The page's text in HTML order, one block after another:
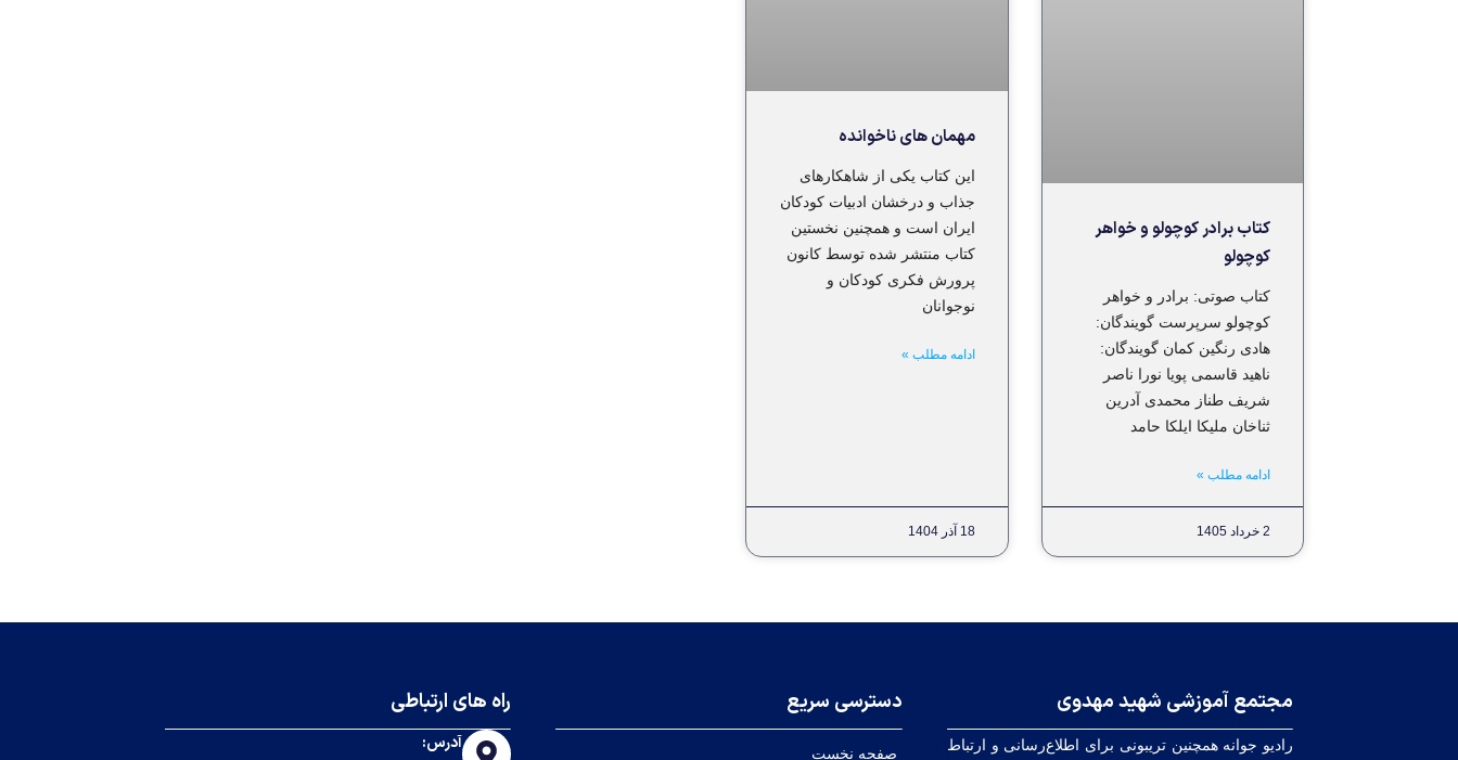
کتاب برادر کوچولو و خواهر
کوچولو
کتاب صوتی: برادر و خواهر
کوچولو سرپرست گویندگان:
هادی رنگین کمان گویندگان:
ناهید قاسمی پویا نورا ناصر
شریف طناز محمدی آدرین
ثناخان ملیکا ایلکا حامد
ادامه مطلب »
2 خرداد 1405
مهمان های ناخوانده
این کتاب یکی از شاهکارهای
جذاب و درخشان ادبیات کودکان
ایران است و همچنین نخستین
کتاب منتشر شده توسط کانون
پرورش فکری کودکان و
نوجوانان
ادامه مطلب »
18 آذر 1404
مجتمع آموزشی شهید مهدوی
رادیو جوانه همچنین تریبونی برای اطلاع‌رسانی و ارتباط
دسترسی سریع
صفحه نخست
راه های ارتباطی
آدرس: